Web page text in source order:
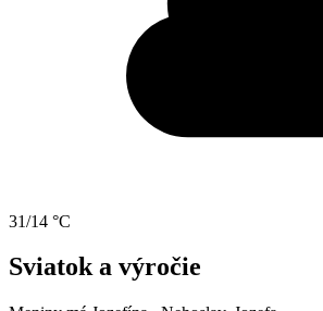
31/14 °C
Sviatok a výročie